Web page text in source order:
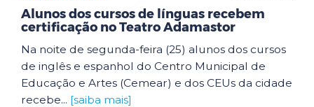
Alunos dos cursos de línguas recebem
certificação no Teatro Adamastor
Na noite de segunda-feira (25) alunos dos cursos
de inglês e espanhol do Centro Municipal de
Educação e Artes (Cemear) e dos CEUs da cidade
recebe... [saiba mais]